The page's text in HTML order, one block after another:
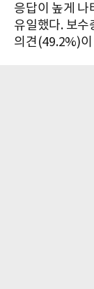
응답이 높게 나
유일했다. 보수
의견(49.2%)